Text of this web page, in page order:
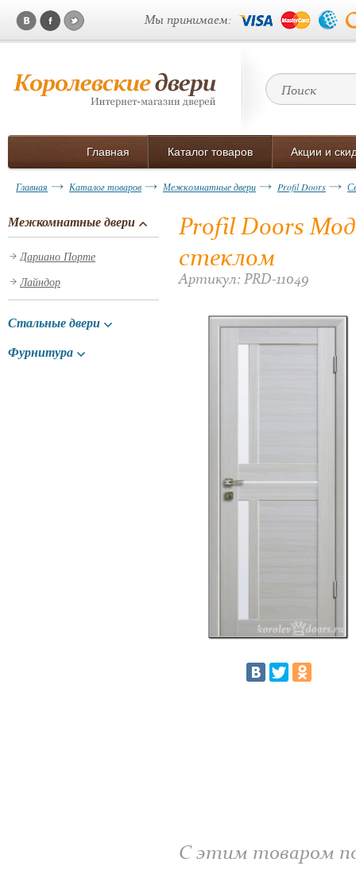
Мы принимаем:
Главная Каталог товаров Акции и
Главная Каталог товаров Межкомнатные двери Profil Doors
Межкомнатные двери
Дариано Порте
Лайндор
Стальные двери
Фурнитура
Profil Doors
стеклом
Артикул: PRD-11049
С этим товаром